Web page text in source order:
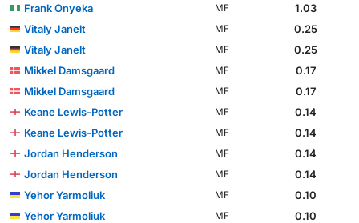
Frank Onyeka
MF
1.03
Vitaly Janelt
MF
0.25
Vitaly Janelt
MF
0.25
Mikkel Damsgaard
MF
0.17
Mikkel Damsgaard
MF
0.17
Keane Lewis-Potter
MF
0.14
Keane Lewis-Potter
MF
0.14
Jordan Henderson
MF
0.14
Jordan Henderson
MF
0.14
Yehor Yarmoliuk
MF
0.10
Yehor Yarmoliuk
MF
0.10